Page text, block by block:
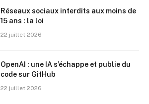
Réseaux sociaux interdits aux moins de
15 ans : la loi
22 juillet 2026
OpenAI : une IA s’échappe et publie du
code sur GitHub
22 juillet 2026